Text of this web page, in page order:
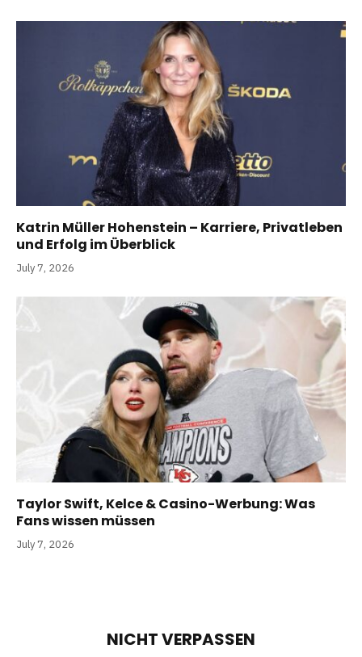
Katrin Müller Hohenstein – Karriere, Privatleben
und Erfolg im Überblick
July 7, 2026
Taylor Swift, Kelce & Casino-Werbung: Was
Fans wissen müssen
July 7, 2026
NICHT VERPASSEN